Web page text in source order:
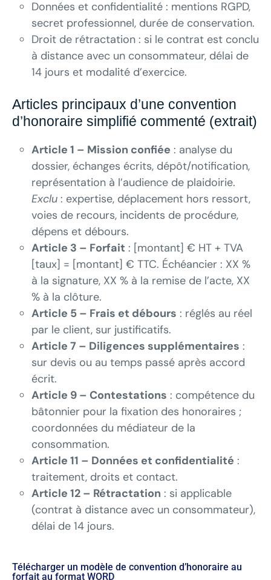
Données et confidentialité : mentions RGPD,
secret professionnel, durée de conservation.
Droit de rétractation : si le contrat est conclu
à distance avec un consommateur, délai de
14 jours et modalité d’exercice.
Articles principaux d’une convention
d’honoraire simplifié commenté (extrait)
Article 1 – Mission confiée : analyse du
dossier, échanges écrits, dépôt/notification,
représentation à l’audience de plaidoirie.
Exclu : expertise, déplacement hors ressort,
voies de recours, incidents de procédure,
dépens et débours.
Article 3 – Forfait : [montant] € HT + TVA
[taux] = [montant] € TTC. Échéancier : XX %
à la signature, XX % à la remise de l’acte, XX
% à la clôture.
Article 5 – Frais et débours : réglés au réel
par le client, sur justificatifs.
Article 7 – Diligences supplémentaires :
sur devis ou au temps passé après accord
écrit.
Article 9 – Contestations : compétence du
bâtonnier pour la fixation des honoraires ;
coordonnées du médiateur de la
consommation.
Article 11 – Données et confidentialité :
traitement, droits et contact.
Article 12 – Rétractation : si applicable
(contrat à distance avec un consommateur),
délai de 14 jours.
Télécharger un modèle de convention d’honoraire au
forfait au format WORD